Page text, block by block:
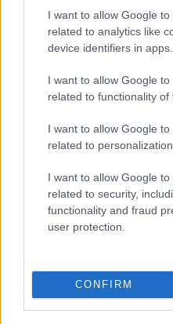
I want to allow Google
related to analytics like
device identifiers in apps.
I want to allow Google
related to functionality of
I want to allow Google
related to personalization.
I want to allow Google
related to security,
functionality and fraud
user protection.
CONFIRM
A funkcionális szerep
jelentősége is van. Egy
amelyet a
összképnek.
A nászéjszaka titka
A harisnyakötő egyik
kapcsolódik. Ez az
számára a nőiesség,
jelképe. Nem